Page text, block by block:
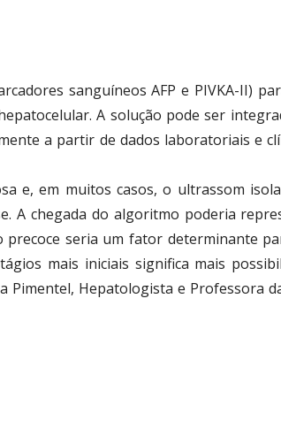
sanguíneos AFP e PIVKA-II)
A solução pode ser
a partir de dados laboratoriais e
e, em muitos casos, o ultrassom
chegada do algoritmo poderia
seria um fator determinante
mais iniciais significa mais
Pimentel, Hepatologista e Professora